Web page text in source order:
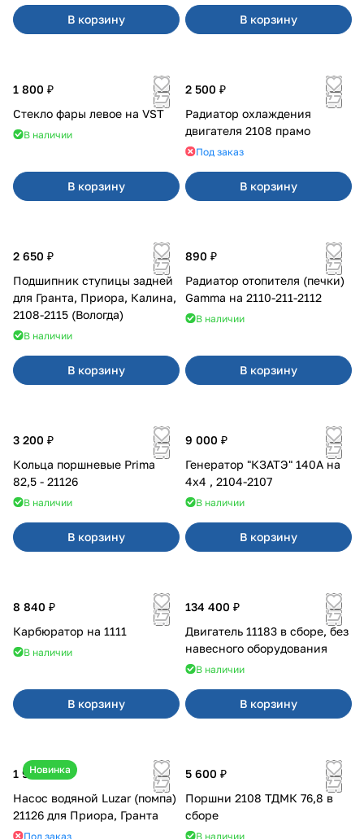
В корзину В корзину
1 800 ₽
Стекло фары левое на VST
В наличии
В корзину
2 500 ₽
Радиатор охлаждения
двигателя 2108 прамо
Под заказ
В корзину
2 650 ₽
Подшипник ступицы задней
для Гранта, Приора, Калина,
2108-2115 (Вологда)
В наличии
В корзину
890 ₽
Радиатор отопителя (печки)
Gamma на 2110-211-2112
В наличии
В корзину
3 200 ₽
Кольца поршневые Prima
82,5 - 21126
В наличии
В корзину
9 000 ₽
Генератор "КЗАТЭ" 140А на
4x4 , 2104-2107
В наличии
В корзину
8 840 ₽
Карбюратор на 1111
В наличии
В корзину
134 400 ₽
Двигатель 11183 в сборе, без
навесного оборудования
В наличии
В корзину
Новинка
1 990 ₽
Насос водяной Luzar (помпа)
21126 для Приора, Гранта
Под заказ
5 600 ₽
Поршни 2108 ТДМК 76,8 в
сборе
В наличии